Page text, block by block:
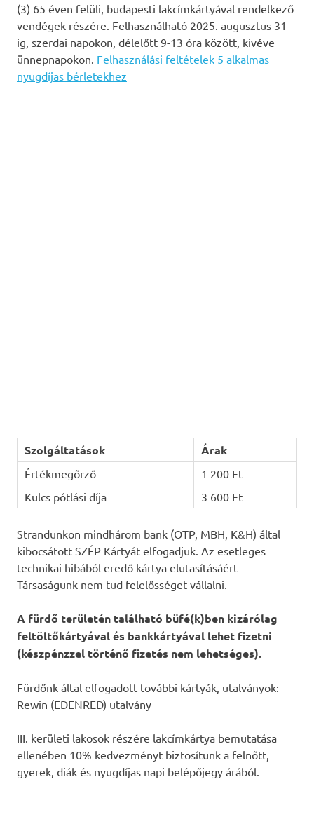
(3) 65 éven felüli, budapesti lakcímkártyával rendelkező
vendégek részére. Felhasználható 2025. augusztus 31-
ig, szerdai napokon, délelőtt 9-13 óra között, kivéve
ünnepnapokon. Felhasználási feltételek 5 alkalmas
nyugdíjas bérletekhez
Szolgáltatások Árak
Értékmegőrző
1 200 Ft
Kulcs pótlási díja
3 600 Ft
Strandunkon mindhárom bank (OTP, MBH, K&H) által
kibocsátott SZÉP Kártyát elfogadjuk. Az esetleges
technikai hibából eredő kártya elutasításáért
Társaságunk nem tud felelősséget vállalni.
A fürdő területén található büfé(k)ben kizárólag
feltöltőkártyával és bankkártyával lehet fizetni
(készpénzzel történő fizetés nem lehetséges).
Fürdőnk által elfogadott további kártyák, utalványok:
Rewin (EDENRED) utalvány
III. kerületi lakosok részére lakcímkártya bemutatása
ellenében 10% kedvezményt biztosítunk a felnőtt,
gyerek, diák és nyugdíjas napi belépőjegy árából.